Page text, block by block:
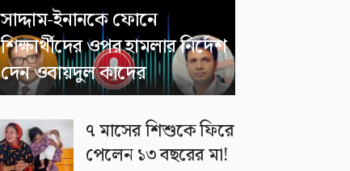
সাদ্দাম-ইনানকে ফোনে
শিক্ষার্থীদের ওপর হামলার নির্দেশ
দেন ওবায়দুল কাদের
৭ মাসের শিশুকে ফিরে
পেলেন ১৩ বছরের মা!